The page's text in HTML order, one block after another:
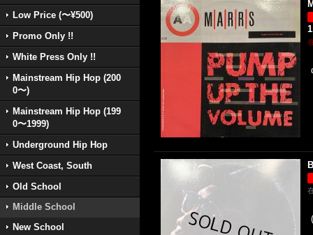
Low Price (〜¥500)
Promo Only !!
White Press Only !!
Mainstream Hip Hop (200
0〜)
Mainstream Hip Hop (199
0〜1999)
Underground Hip Hop
West Coast, South
Old School
Middle School
New School